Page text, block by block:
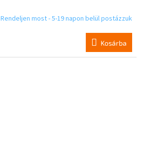
Rendeljen most - 5-19 napon belül postázzuk
Kosárba